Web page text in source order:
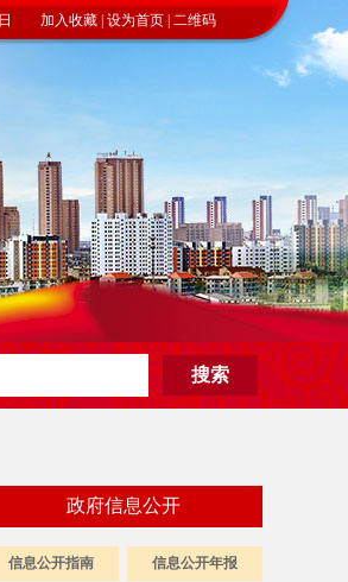
日 加入收藏 | 设为首页 | 二维码
政府信息公开
信息公开指南 信息公开年报